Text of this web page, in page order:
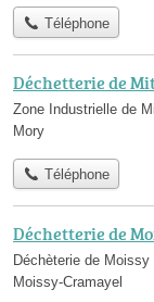
Téléphone
Déchetterie de
Zone Industrielle de
Mory
Téléphone
Déchetterie de
Déchèterie de
Moissy-Cramayel